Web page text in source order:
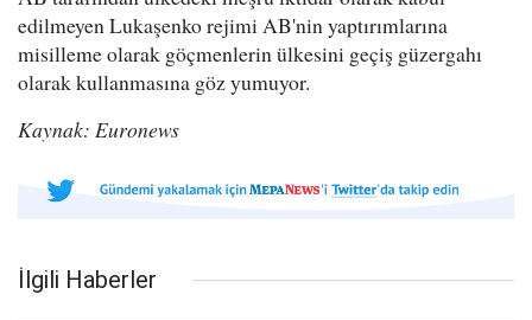
edilmeyen Lukaşenko rejimi AB'nin yaptırımlarına
misilleme olarak göçmenlerin ülkesini geçiş güzergahı
olarak kullanmasına göz yumuyor.
Kaynak: Euronews
İlgili Haberler